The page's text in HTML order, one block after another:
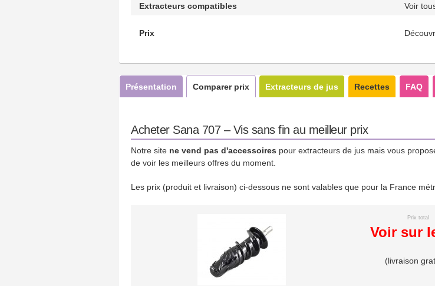
Extracteurs compatibles Voir
Prix
Présentation Comparer prix Extracteurs de jus Recettes FAQ
Acheter Sana 707 – Vis sans fin au meilleur prix
Notre site ne vend pas d'accessoires pour extracteurs de jus mais vous
de voir les meilleurs offres du moment.
Les prix (produit et livraison) ci-dessous ne sont valables que pour la France
Prix total
Voir sur
(livraison